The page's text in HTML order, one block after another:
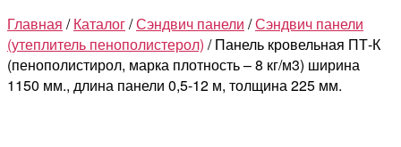
Главная /Каталог/Сэндвич панели /Сэндвич панели
(утеплитель пенополистерол) / Панель кровельная ПТ-К
(пенополистирол, марка плотность – 8 кг/м3) ширина
1150 мм., длина панели 0,5-12 м, толщина 225 мм.